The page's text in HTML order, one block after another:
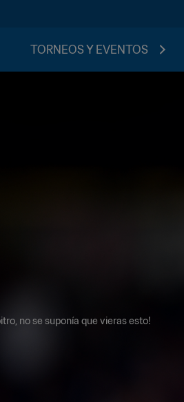
TORNEOS Y EVENTOS
no se suponía que vieras esto!